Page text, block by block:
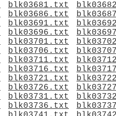
blk03681.txt
blk03686.txt
blk03691.txt
blk03696.txt
blk03701.txt
blk03706.txt
blk03711.txt
blk03716.txt
blk03721.txt
blk03726.txt
blk03731.txt
blk03736.txt